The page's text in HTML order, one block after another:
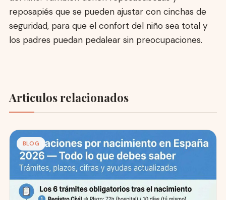
reposapiés que se pueden ajustar con cinchas de
seguridad, para que el confort del niño sea total y
los padres puedan pedalear sin preocupaciones.
Articulos relacionados
BLOG